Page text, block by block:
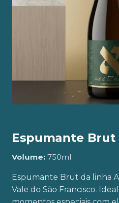
Espumante Brut
Volume: 750ml
Espumante Brut da linha
Vale do São Francisco.